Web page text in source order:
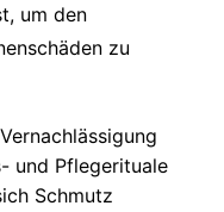
um den
zu
Vernachlässigung
und Pflegerituale
Schmutz